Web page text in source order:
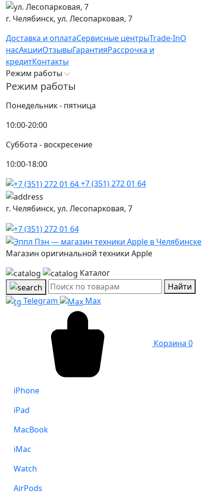
г. Челябинск, ул. Лесопарковая, 7
Доставка и оплатаСервисные центрыTrade-InО
насАкцииОтзывыГарантияРассрочка и
кредитКонтакты
Режим работы
Режим работы
Понедельник - пятница
10:00-20:00
Суббота - воскресение
10:00-18:00
+7 (351) 272 01 64
г. Челябинск, ул. Лесопарковая, 7
Магазин оригинальной техники Apple
Каталог
Найти
Telegram
Max
Корзина 0
iPhone
iPad
MacBook
iMac
Watch
AirPods